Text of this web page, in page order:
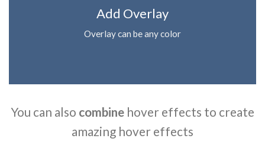
Add Overlay
Overlay can be any color
You can also combine hover effects to create
amazing hover effects